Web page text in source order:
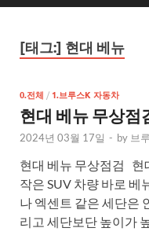
[태그:] 현대 베뉴
0.전체 / 1.브루스K 자동차
현대 베뉴 무상점
2024년 03월 17일 - by 브
현대 베뉴 무상점검 현
작은 SUV 차량 바로 베
나 엑센트 같은 세단은
리고 세단보단 높이가